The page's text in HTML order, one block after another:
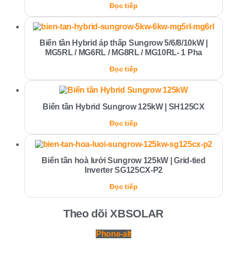
Đọc tiếp
Biến tần Hybrid áp thấp Sungrow 5/6/8/10kW |
MG5RL / MG6RL / MG8RL / MG10RL- 1 Pha
Đọc tiếp
Biến tần Hybrid Sungrow 125kW | SH125CX
Đọc tiếp
Biến tần hoà lưới Sungrow 125kW | Grid-tied
Inverter SG125CX-P2
Đọc tiếp
Theo dõi XBSOLAR
Phone-alt